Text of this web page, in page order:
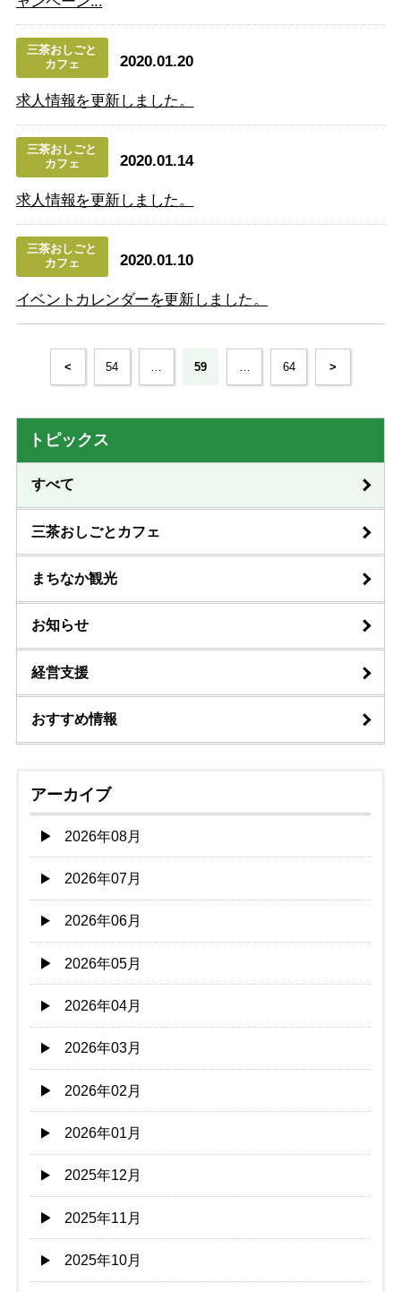
三茶おしごと
カフェ
2020.01.20
求人情報を更新しました。
三茶おしごと
カフェ
2020.01.14
求人情報を更新しました。
三茶おしごと
カフェ
2020.01.10
イベントカレンダーを更新しました。
< 54 … 59 … 64 >
トピックス
すべて
三茶おしごとカフェ
まちなか観光
お知らせ
経営支援
おすすめ情報
アーカイブ
2026年08月
2026年07月
2026年06月
2026年05月
2026年04月
2026年03月
2026年02月
2026年01月
2025年12月
2025年11月
2025年10月